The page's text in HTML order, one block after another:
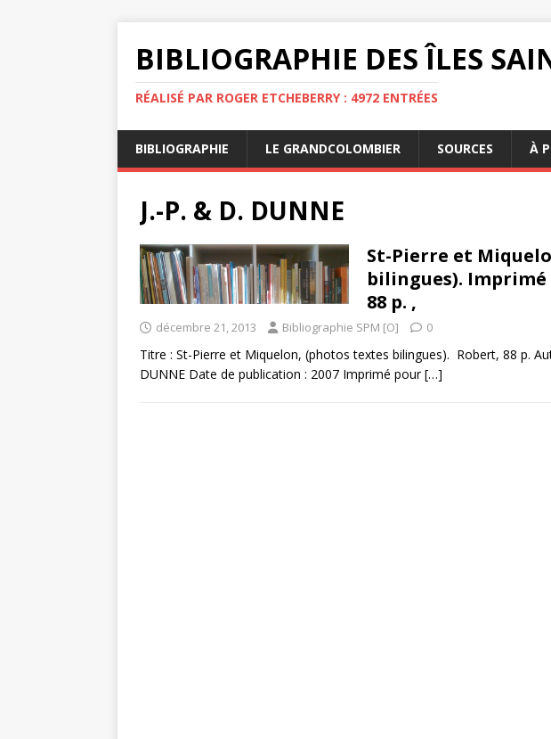
BIBLIOGRAPHIE DES ÎLES
RÉALISÉ PAR ROGER ETCHEBERRY : 4972 ENTRÉES
BIBLIOGRAPHIE LE GRANDCOLOMBIER SOURCES À
J.-P. & D. DUNNE
St-Pierre et
bilingues).
88 p. ,
décembre 21, 2013 Bibliographie SPM [O] 0
Titre : St-Pierre et Miquelon, (photos textes bilingues). Robert, 88 p.
DUNNE Date de publication : 2007 Imprimé pour[…]